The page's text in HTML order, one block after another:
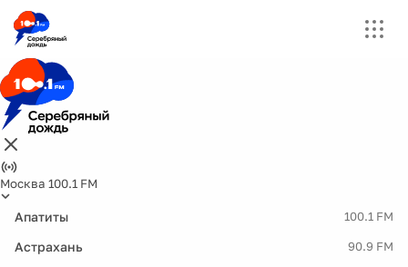
Москва 100.1 FM
Апатиты 100.1 FM
Астрахань 90.9 FM